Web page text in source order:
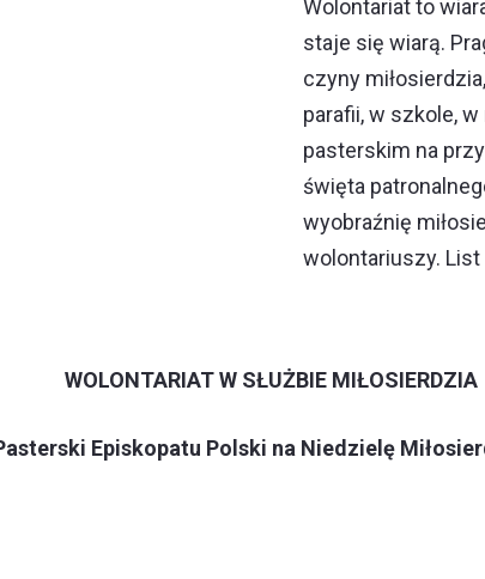
Wolontariat to
staje się wiarą.
czyny
parafii, w szkole,
pasterskim na
święta
wyobraźnię
wolontariuszy. List
WOLONTARIAT W SŁUŻBIE MIŁOSIERDZIA
Episkopatu Polski na Niedzielę